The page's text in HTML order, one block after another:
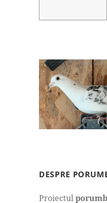
DESPRE
Proiectul